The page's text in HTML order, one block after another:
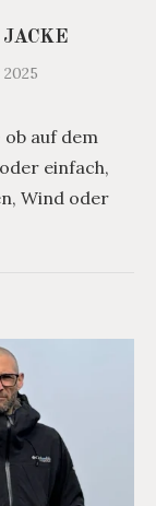
auf dem
einfach,
Wind oder